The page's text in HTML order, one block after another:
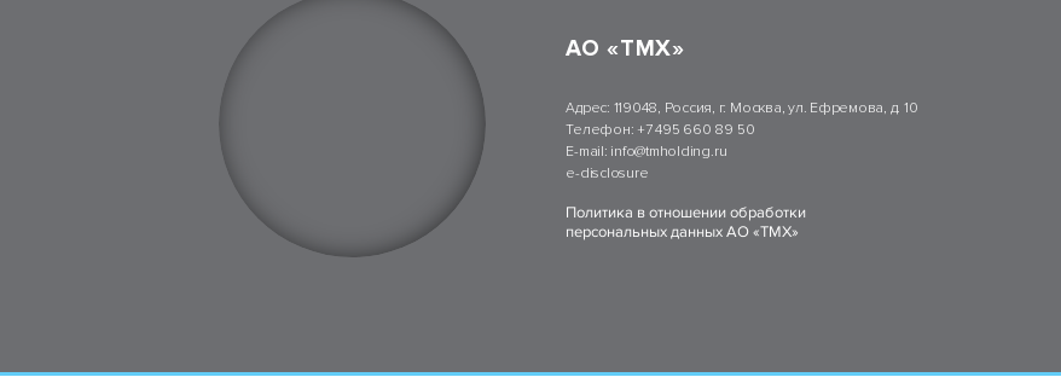
АО «ТМХ»
Адрес: 119048, Россия, г. Москва, ул. Ефремова, д. 10
Телефон: +7 495 660 89 50
E-mail: info@tmholding.ru
e-disclosure
Политика в отношении обработки
персональных данных АО «ТМХ»